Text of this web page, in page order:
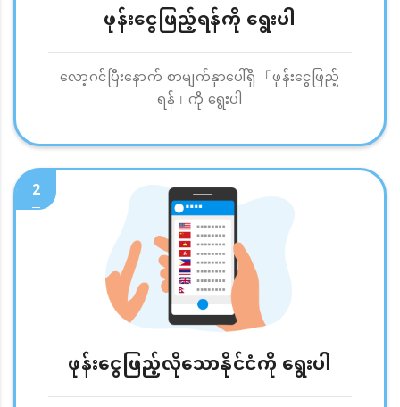
ဖုန်းငွေဖြည့်ရန်ကို ရွေးပါ
လော့ဂင်ပြီးနောက် စာမျက်နှာပေါ်ရှိ 「ဖုန်းငွေဖြည့်
ရန်」ကို ရွေးပါ
2
ဖုန်းငွေဖြည့်လိုသောနိုင်ငံကို ရွေးပါ